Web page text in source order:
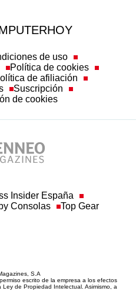
de uso
Política de cookies
de afiliación
Suscripción
de cookies
Insider España
Consolas Top Gear
S.A
escrito de la empresa a los efectos
de Propiedad Intelectual. Asimismo, a